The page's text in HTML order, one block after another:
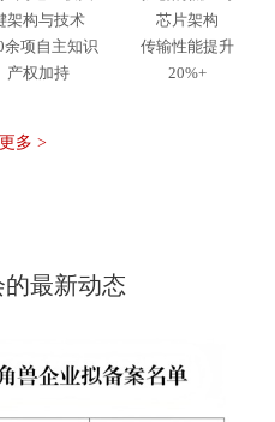
架构与技术
余项自主知识
产权加持
芯片架构
传输性能提升
20%+
多 >
最新动态